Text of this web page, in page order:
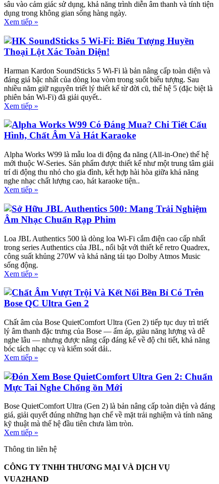
sâu vào cảm giác sử dụng, khả năng trình diễn âm thanh và tính tiện
dụng trong không gian sống hàng ngày.
Xem tiếp »
HK SoundSticks 5 Wi-Fi: Biểu Tượng Huyền
Thoại Lột Xác Toàn Diện!
Harman Kardon SoundSticks 5 Wi-Fi là bản nâng cấp toàn diện và
đáng giá bậc nhất của dòng loa vòm trong suốt biểu tượng. Sau
nhiều năm giữ nguyên triết lý thiết kế từ đời cũ, thế hệ 5 (đặc biệt là
phiên bản Wi-Fi) đã giải quyết..
Xem tiếp »
Alpha Works W99 Có Đáng Mua? Chi Tiết Cấu
Hình, Chất Âm Và Hát Karaoke
Alpha Works W99 là mẫu loa di động đa năng (All-in-One) thế hệ
mới thuộc W-Series. Sản phẩm được thiết kế như một trung tâm giải
trí di động thu nhỏ cho gia đình, kết hợp hài hòa giữa khả năng
nghe nhạc chất lượng cao, hát karaoke tiện..
Xem tiếp »
Sở Hữu JBL Authentics 500: Mang Trải Nghiệm
Âm Nhạc Chuẩn Rạp Phim
Loa JBL Authentics 500 là dòng loa Wi-Fi cắm điện cao cấp nhất
trong series Authentics của JBL, nổi bật với thiết kế retro Quadrex,
công suất khủng 270W và khả năng tái tạo Dolby Atmos Music
sống động.
Xem tiếp »
Chất Âm Vượt Trội Và Kết Nối Bền Bỉ Có Trên
Bose QC Ultra Gen 2
Chất âm của Bose QuietComfort Ultra (Gen 2) tiếp tục duy trì triết
lý âm thanh đặc trưng của Bose — ấm áp, giàu năng lượng và dễ
nghe lâu — nhưng được nâng cấp đáng kể về độ chi tiết, khả năng
bóc tách nhạc cụ và kiểm soát dải..
Xem tiếp »
Đón Xem Bose QuietComfort Ultra Gen 2: Chuẩn
Mực Tai Nghe Chống ồn Mới
Bose QuietComfort Ultra (Gen 2) là bản nâng cấp toàn diện và đáng
giá, giải quyết đúng những hạn chế về mặt trải nghiệm và tính năng
kỹ thuật mà thế hệ đầu tiên chưa làm tròn.
Xem tiếp »
Thông tin liên hệ
CÔNG TY TNHH THƯƠNG MẠI VÀ DỊCH VỤ
VUA2HAND